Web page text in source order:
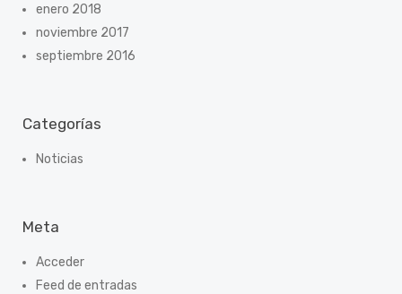
enero 2018
noviembre 2017
septiembre 2016
Categorías
Noticias
Meta
Acceder
Feed de entradas